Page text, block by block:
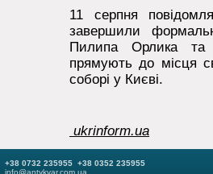
11 серпня
завершили
Пилипа Орлика та
прямують до місця
соборі у Києві.
ukrinform.ua
+38 0732 235955 +38 0352 235955
info@antykvar.com.ua